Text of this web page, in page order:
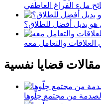
ملء الفراغ العاطفي
هو بديل أفضل للطلاق؟
والتعامل معه
قضايا نفسية
من مجتمع حِلّوها